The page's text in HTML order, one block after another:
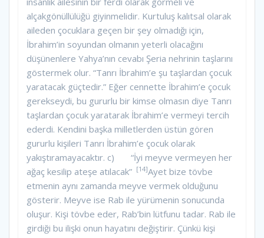
alçakgönüllülüğü giyinmelidir. Kurtuluş kalıtsal olarak
aileden çocuklara geçen bir şey olmadığı için,
İbrahim’in soyundan olmanın yeterli olacağını
düşünenlere Yahya’nın cevabı Şeria nehrinin taşlarını
göstermek olur. “Tanrı İbrahim’e şu taşlardan çocuk
yaratacak güçtedir.” Eğer cennette İbrahim’e çocuk
gerekseydi, bu gururlu bir kimse olmasın diye Tanrı
taşlardan çocuk yaratarak İbrahim’e vermeyi tercih
ederdi. Kendini başka milletlerden üstün gören
gururlu kişileri Tanrı İbrahim’e çocuk olarak
yakıştıramayacaktır. c) “İyi meyve vermeyen her
ağaç kesilip ateşe atılacak” [14]Ayet bize tövbe
etmenin aynı zamanda meyve vermek olduğunu
gösterir. Meyve ise Rab ile yürümenin sonucunda
oluşur. Kişi tövbe eder, Rab’bin lütfunu tadar. Rab ile
girdiği bu ilişki onun hayatını değiştirir. Çünkü kişi